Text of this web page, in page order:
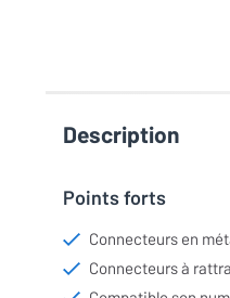
Description
Points forts
Connecteurs en
Connecteurs à